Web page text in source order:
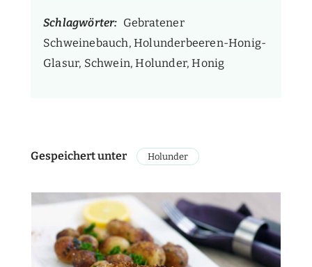
Schlagwörter: Gebratener
Schweinebauch, Holunderbeeren-Honig-
Glasur, Schwein, Holunder, Honig
Gespeichert unter Holunder